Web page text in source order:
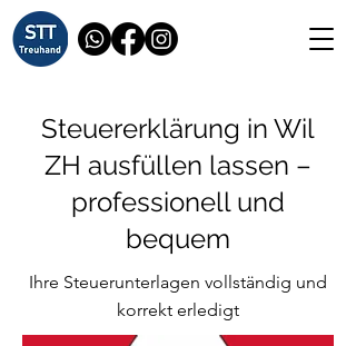
Steuererklärung in Wil
ZH ausfüllen lassen –
professionell und
bequem
Ihre Steuerunterlagen vollständig und
korrekt erledigt